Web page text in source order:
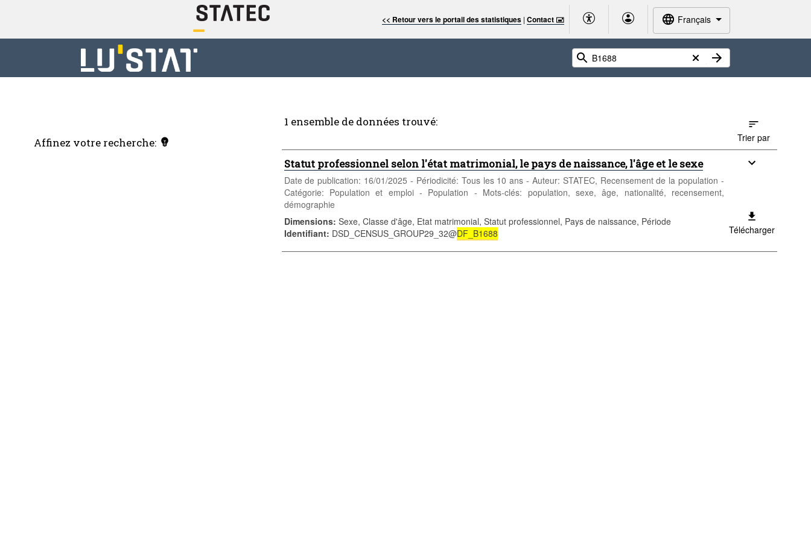
<< Retour vers le portail des statistiques |Contact 🖃 Français
Affinez votre recherche:
1 ensemble de données trouvé:
Trier par
Statut professionnel selon l'état matrimonial, le pays de naissance, l'âge et le sexe
Date de publication: 16/01/2025 - Périodicité: Tous les 10 ans - Auteur: STATEC, Recensement de la population -
Catégorie: Population et emploi - Population - Mots-clés: population, sexe, âge, nationalité, recensement,
démographie
Dimensions: Sexe, Classe d'âge, Etat matrimonial, Statut professionnel, Pays de naissance, Période
Identifiant: DSD_CENSUS_GROUP29_32@DF_B1688 Télécharger